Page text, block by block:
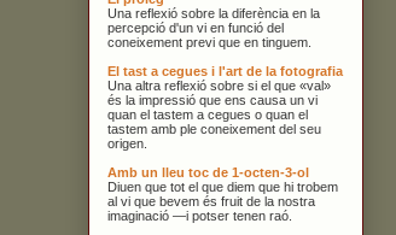
Una reflexió sobre la diferència en la
percepció d'un vi en funció del
coneixement previ que en tinguem.
El tast a cegues i l'art de la fotografia
Una altra reflexió sobre si el que «val»
és la impressió que ens causa un vi
quan el tastem a cegues o quan el
tastem amb ple coneixement del seu
origen.
Amb un lleu toc de 1-octen-3-ol
Diuen que tot el que diem que hi trobem
al vi que bevem és fruit de la nostra
imaginació —i potser tenen raó.